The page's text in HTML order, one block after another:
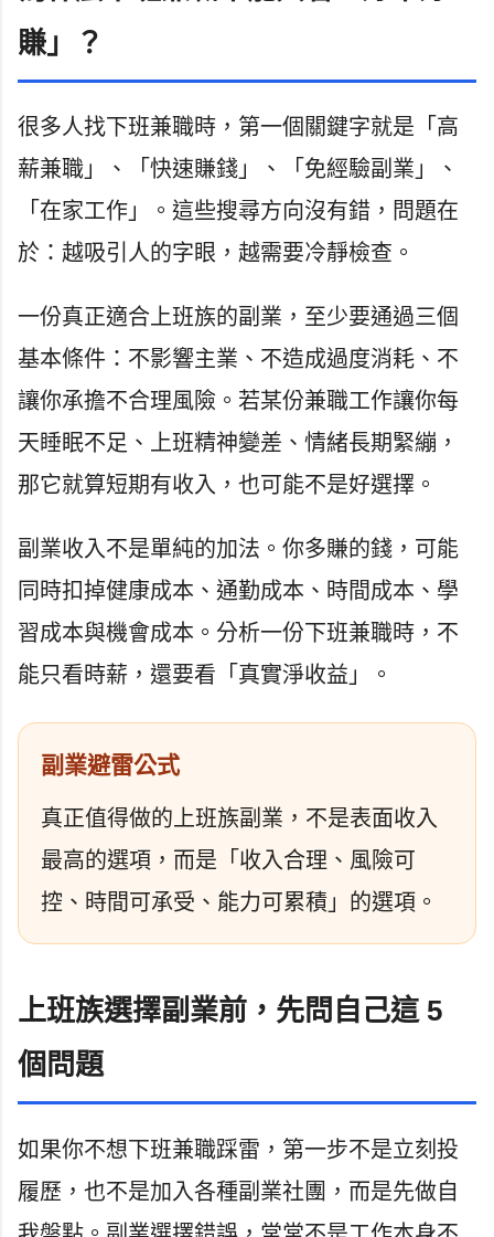
賺」？
很多人找下班兼職時，第一個關鍵字就是「高
薪兼職」、「快速賺錢」、「免經驗副業」、
「在家工作」。這些搜尋方向沒有錯，問題在
於：越吸引人的字眼，越需要冷靜檢查。
一份真正適合上班族的副業，至少要通過三個
基本條件：不影響主業、不造成過度消耗、不
讓你承擔不合理風險。若某份兼職工作讓你每
天睡眠不足、上班精神變差、情緒長期緊繃，
那它就算短期有收入，也可能不是好選擇。
副業收入不是單純的加法。你多賺的錢，可能
同時扣掉健康成本、通勤成本、時間成本、學
習成本與機會成本。分析一份下班兼職時，不
能只看時薪，還要看「真實淨收益」。
副業避雷公式
真正值得做的上班族副業，不是表面收入
最高的選項，而是「收入合理、風險可
控、時間可承受、能力可累積」的選項。
上班族選擇副業前，先問自己這 5
個問題
如果你不想下班兼職踩雷，第一步不是立刻投
履歷，也不是加入各種副業社團，而是先做自